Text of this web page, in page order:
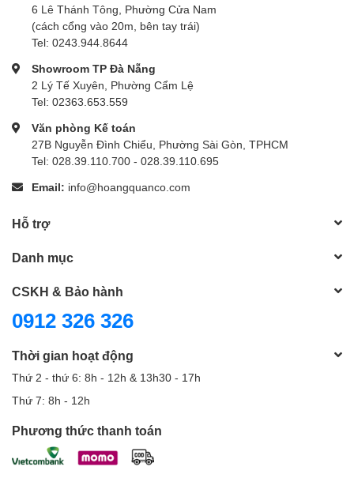
6 Lê Thánh Tông, Phường Cửa Nam
(cách cổng vào 20m, bên tay trái)
Tel: 0243.944.8644
Showroom TP Đà Nẵng
2 Lý Tế Xuyên, Phường Cẩm Lệ
Tel: 02363.653.559
Văn phòng Kế toán
27B Nguyễn Đình Chiểu, Phường Sài Gòn, TPHCM
Tel: 028.39.110.700 - 028.39.110.695
Email: info@hoangquanco.com
Hỗ trợ
Danh mục
CSKH & Bảo hành
0912 326 326
Thời gian hoạt động
Thứ 2 - thứ 6: 8h - 12h & 13h30 - 17h
Thứ 7: 8h - 12h
Phương thức thanh toán